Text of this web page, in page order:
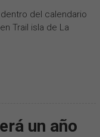
del calendario
Trail isla de La
un año